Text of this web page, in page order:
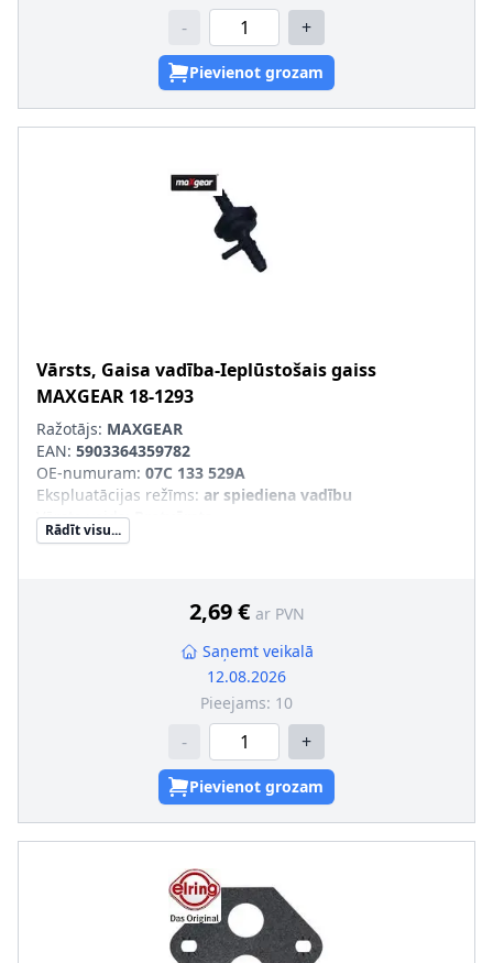
- +
Pievienot grozam
Vārsts, Gaisa vadība-Ieplūstošais gaiss
MAXGEAR 18-1293
Ražotājs: MAXGEAR
EAN: 5903364359782
OE-numuram: 07C 133 529A
Ekspluatācijas režīms: ar spiediena vadību
Vārsta veids:
Rādīt visu...
2,69 € ar PVN
Saņemt veikalā
12.08.2026
Pieejams: 10
- +
Pievienot grozam